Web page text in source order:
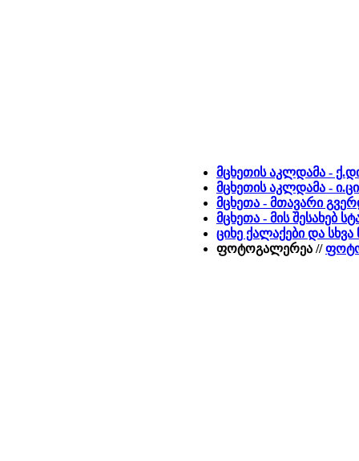
მცხეთის აკლდამა -
მცხეთის აკლდამა -
მცხეთა - მთავარი
მცხეთა - მის შესახებ
ციხე ქალაქები და სხვა
ფოტოგალერეა //